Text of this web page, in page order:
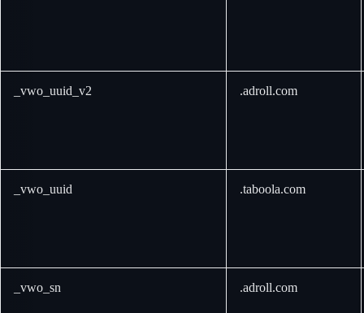
_vwo_uuid_v2 .adroll.com
_vwo_uuid .taboola.com
_vwo_sn .adroll.com